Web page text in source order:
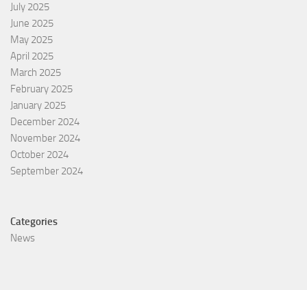
July 2025
June 2025
May 2025
April 2025
March 2025
February 2025
January 2025
December 2024
November 2024
October 2024
September 2024
Categories
News